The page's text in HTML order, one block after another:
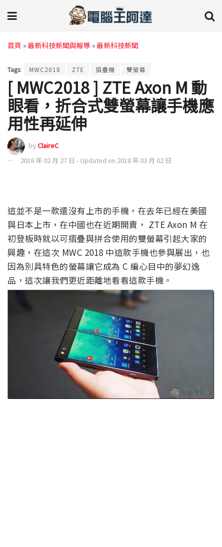
首頁 »最新科技新聞與報導 »最新科技新聞
Tags: MWC2018 ZTE 摺疊機 雙螢幕
[ MWC2018 ] ZTE Axon M 動
眼看，折合式雙螢幕讓手機應
用性再延伸
byClaireC
2018 年 02 月 27 日 - Updated on 2018 年 03 月 02 日
這並不是一款還沒有上市的手機，在去年已經在美國
與日本上市，在中國也在近期開賣， ZTE Axon M 在
初登板時就以可摺疊與拼合使用的雙螢幕引起大家的
興趣，在這次 MWC 2018 中這款手機也參與展出，也
因為別具特色的螢幕讓它成為 C 編心目中的夢幻逸
品，這次讓我們更近距離地看看這款手機。